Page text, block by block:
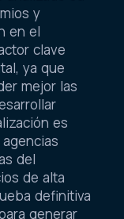
y
en el
clave
ya que
mejor las
es
del
de alta
definitiva
generar